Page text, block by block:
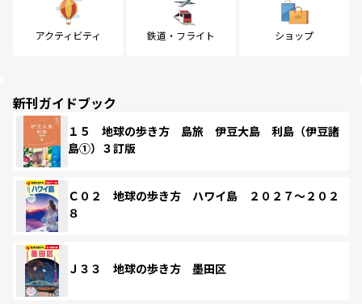
アクティビティ 鉄道・フライト ショップ
新刊ガイドブック
１５ 地球の歩き方 島旅 伊豆大島 利島（伊豆諸
島①）３訂版
Ｃ０２ 地球の歩き方 ハワイ島 ２０２７～２０２
８
Ｊ３３ 地球の歩き方 墨田区